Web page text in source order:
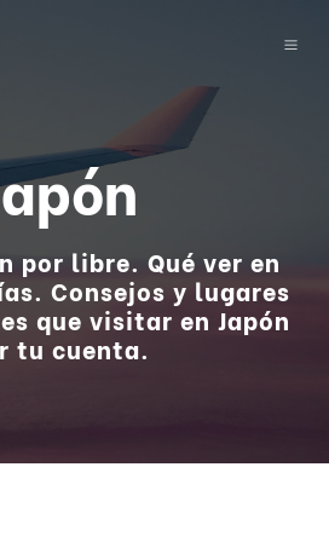
por libre. Qué ver en
Consejos y lugares
que visitar en Japón
tu cuenta.